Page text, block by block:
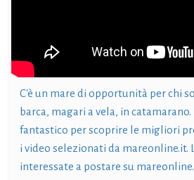
C'è un mare di opportunità per chi
barca, magari a vela, in catamarano.
fantastico per scoprire le migliori
i video selezionati da mareonline.it.
interessate a postare su